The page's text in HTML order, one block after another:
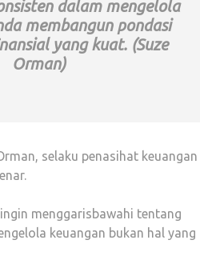
dalam mengelola
membangun pondasi
yang kuat. (Suze
Orman)
selaku penasihat keuangan
menggarisbawahi tentang
keuangan bukan hal yang